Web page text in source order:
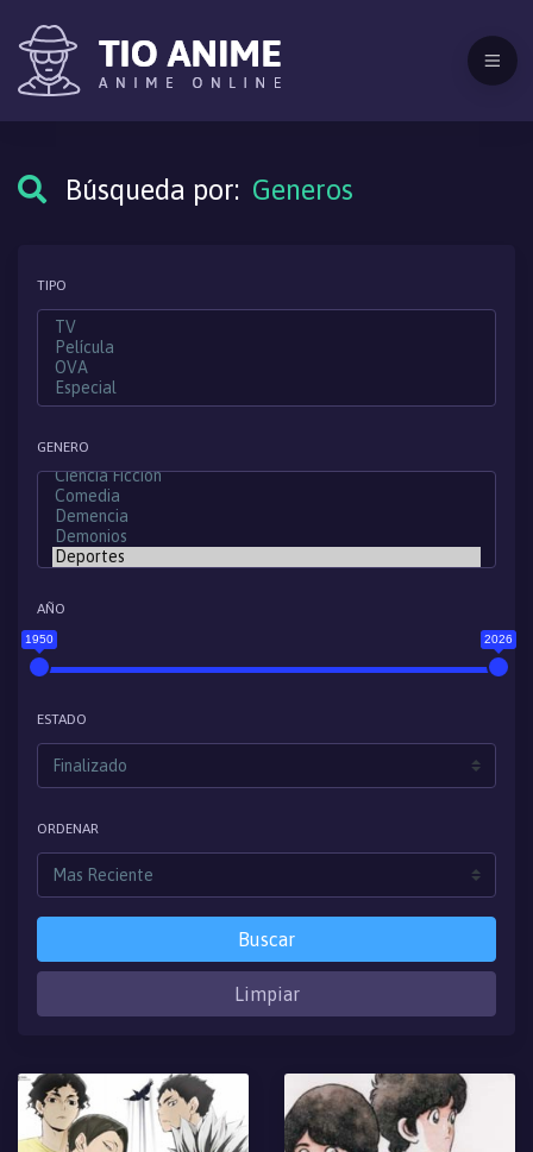
Búsqueda por: Generos
TIPO
GENERO
AÑO
1950 2026
ESTADO
ORDENAR
Buscar
Limpiar